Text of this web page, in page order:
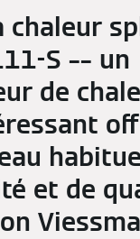
chaleur
S –– un
de
et de